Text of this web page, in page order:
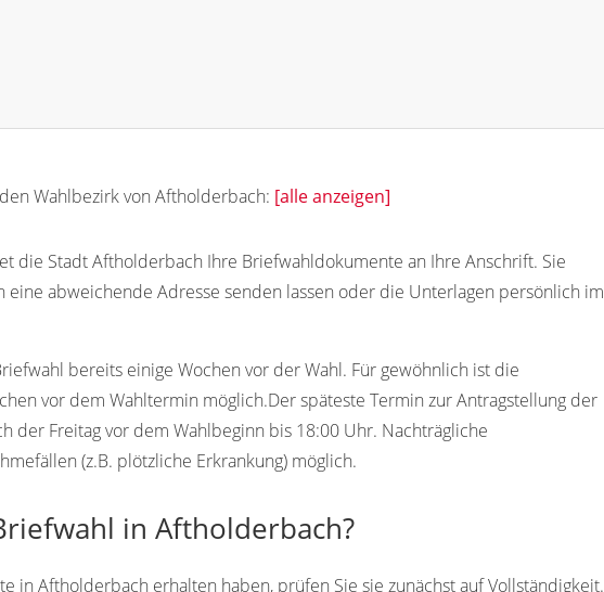
Wahlbezirk von Aftholderbach: [alle anzeigen]
die Stadt Aftholderbach Ihre Briefwahldokumente an Ihre Anschrift. Sie
eine abweichende Adresse senden lassen oder die Unterlagen persönlich im
bereits einige Wochen vor der Wahl. Für gewöhnlich ist die
vor dem Wahltermin möglich.Der späteste Termin zur Antragstellung der
der Freitag vor dem Wahlbeginn bis 18:00 Uhr. Nachträgliche
(z.B. plötzliche Erkrankung) möglich.
in Aftholderbach?
in Aftholderbach erhalten haben, prüfen Sie sie zunächst auf Vollständigkeit.